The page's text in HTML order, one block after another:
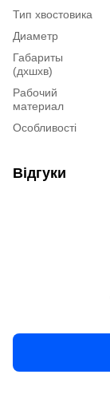
Тип хвостовика
Диаметр
Габариты
(дхшхв)
Рабочий
материал
Особливості
Відгуки